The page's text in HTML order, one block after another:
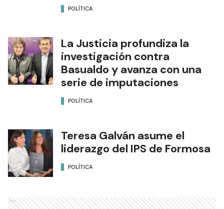
POLÍTICA
La Justicia profundiza la
investigación contra
Basualdo y avanza con una
serie de imputaciones
POLÍTICA
Teresa Galván asume el
liderazgo del IPS de Formosa
POLÍTICA
Ads